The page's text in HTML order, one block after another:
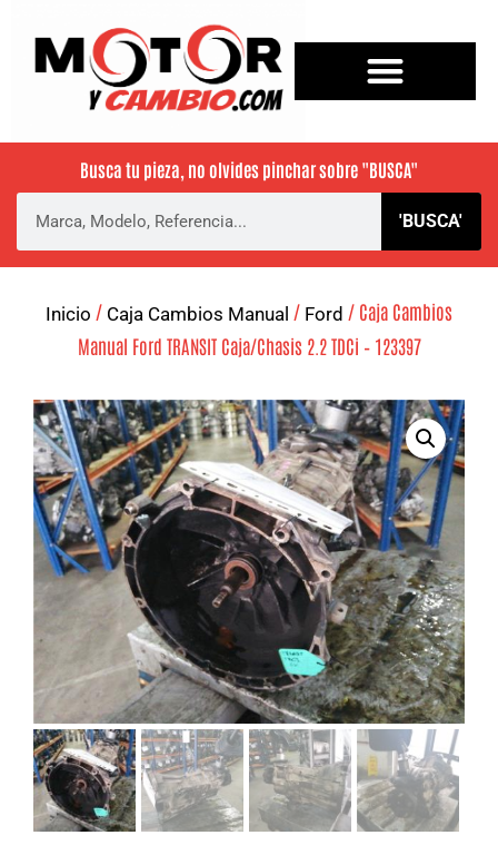
Busca tu pieza, no olvides pinchar sobre "BUSCA"
'BUSCA'
Inicio / Caja Cambios Manual / Ford / Caja Cambios
Manual Ford TRANSIT Caja/Chasis 2.2 TDCi – 123397